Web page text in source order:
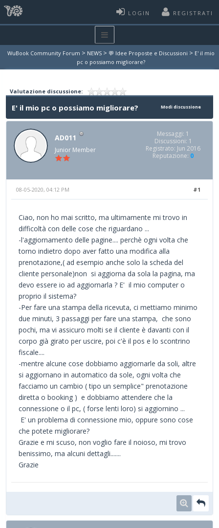
LOGIN REGISTRATI
WuBook Community Forum > NEWS > 💬 Idee Proposte e Discussioni > E' il mio
pc o possiamo migliorare?
Valutazione discussione:
Modi discussione
E' il mio pc o possiamo migliorare?
AD011
Junior Member
Messaggi: 1
Discussioni: 1
Registrato: Jun 2016
Reputazione: 0
#1
08-05-2020, 04:12 PM
Ciao, non ho mai scritto, ma ultimamente mi trovo in
difficoltà con delle cose che riguardano ...
-l'aggiornamento delle pagine.... perchè ogni volta che
torno indietro dopo aver fatto una modifica alla
prenotazione,( ad esempio anche solo la scheda del
cliente personale)non si aggiorna da sola la pagina, ma
devo essere io ad aggiornarla ? E' il mio computer o
proprio il sistema?
-Per fare una stampa della ricevuta, ci mettiamo minimo
due minuti, 3 passaggi per fare una stampa, che sono
pochi, ma vi assicuro molti se il cliente è davanti con il
corpo già girato per uscire, poi c'è il pos e lo scontrino
fiscale....
-mentre alcune cose dobbiamo aggiornarle da soli, altre
si aggiornano in automatico da sole, ogni volta che
facciamo un cambio ( tipo un semplice" prenotazione
diretta o booking ) e dobbiamo attendere che la
connessione o il pc, ( forse lenti loro) si aggiornino ...
E' un problema di connessione mio, oppure sono cose
che potete migliorare?
Grazie e mi scuso, non voglio fare il noioso, mi trovo
benissimo, ma alcuni dettagli.......
Grazie